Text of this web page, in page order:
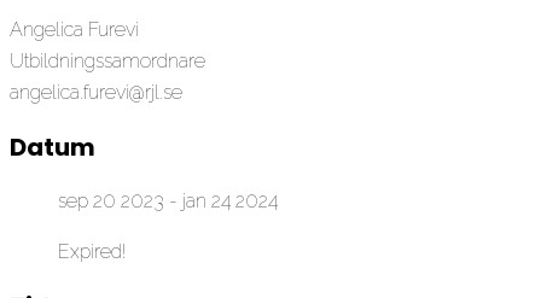
Angelica Furevi
Utbildningssamordnare
angelica.furevi@rjl.se
Datum
sep 20 2023 - jan 24 2024
Expired!